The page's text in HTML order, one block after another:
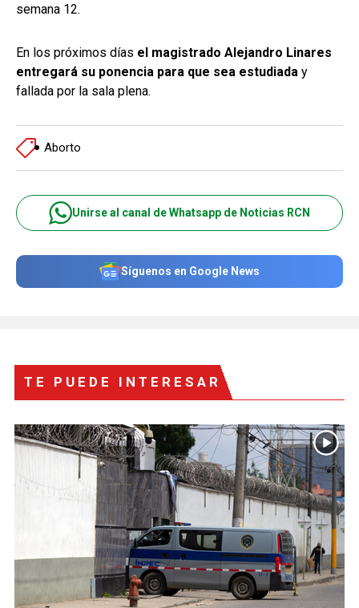
semana 12.
En los próximos días el magistrado Alejandro Linares
entregará su ponencia para que sea estudiada y
fallada por la sala plena.
Aborto
Unirse al canal de Whatsapp de Noticias RCN
Síguenos en Google News
TE PUEDE INTERESAR